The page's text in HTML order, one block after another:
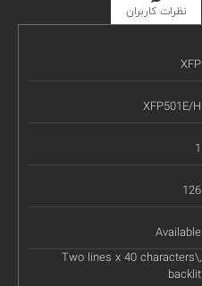
نظرات کاربران
XFP
XFP501E/H
1
126
Available
Two lines x 40 characters\,
backlit